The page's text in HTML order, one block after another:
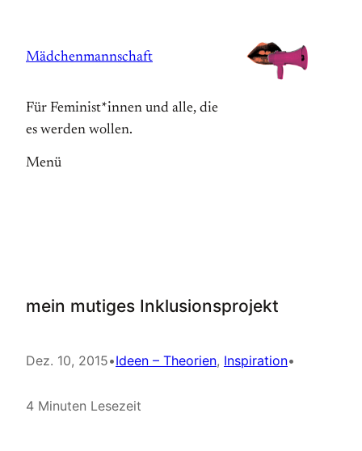
springen
Mädchenmannschaft
Für Feminist*innen und alle, die
es werden wollen.
Menü
mein mutiges Inklusionsprojekt
Dez. 10, 2015•Ideen – Theorien, Inspiration•
4 Minuten Lesezeit